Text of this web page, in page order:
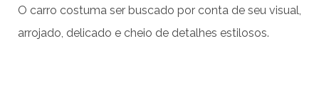
O carro costuma ser buscado por conta de seu visual,
arrojado, delicado e cheio de detalhes estilosos.